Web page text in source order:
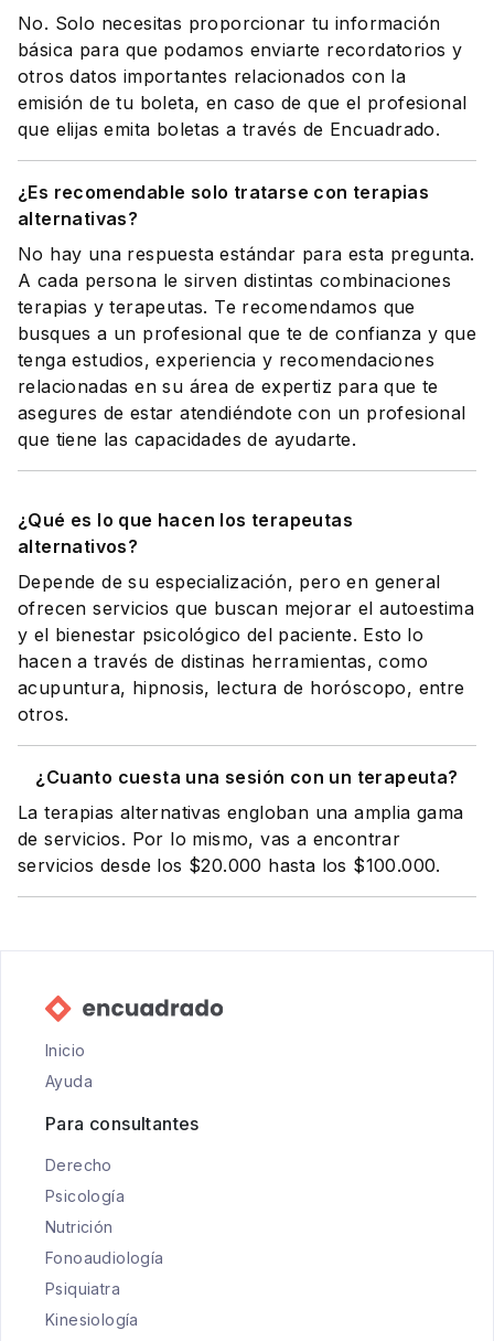
No. Solo necesitas proporcionar tu información
básica para que podamos enviarte recordatorios y
otros datos importantes relacionados con la
emisión de tu boleta, en caso de que el profesional
que elijas emita boletas a través de Encuadrado.
¿Es recomendable solo tratarse con terapias
alternativas?
No hay una respuesta estándar para esta pregunta.
A cada persona le sirven distintas combinaciones
terapias y terapeutas. Te recomendamos que
busques a un profesional que te de confianza y que
tenga estudios, experiencia y recomendaciones
relacionadas en su área de expertiz para que te
asegures de estar atendiéndote con un profesional
que tiene las capacidades de ayudarte.
¿Qué es lo que hacen los terapeutas
alternativos?
Depende de su especialización, pero en general
ofrecen servicios que buscan mejorar el autoestima
y el bienestar psicológico del paciente. Esto lo
hacen a través de distinas herramientas, como
acupuntura, hipnosis, lectura de horóscopo, entre
otros.
¿Cuanto cuesta una sesión con un terapeuta?
La terapias alternativas engloban una amplia gama
de servicios. Por lo mismo, vas a encontrar
servicios desde los $20.000 hasta los $100.000.
Inicio
Ayuda
Para consultantes
Derecho
Psicología
Nutrición
Fonoaudiología
Psiquiatra
Kinesiología